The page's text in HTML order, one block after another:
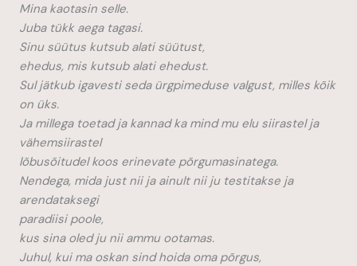
Mina kaotasin selle.
Juba tükk aega tagasi.
Sinu süütus kutsub alati süütust,
ehedus, mis kutsub alati ehedust.
Sul jätkub igavesti seda ürgpimeduse valgust, milles kõik
on üks.
Ja millega toetad ja kannad ka mind mu elu siirastel ja
vähemsiirastel
lõbusõitudel koos erinevate põrgumasinatega.
Nendega, mida just nii ja ainult nii ju testitakse ja
arendataksegi
paradiisi poole,
kus sina oled ju nii ammu ootamas.
Juhul, kui ma oskan sind hoida oma põrgus,